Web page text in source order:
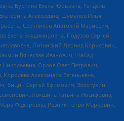
Буртина Елена Юрьевна, Гендель
Алексеевна, Шуманов Илья
Свечников Анатолий Мариевич,
Елена Владимировна, Подузов Сергей
Литинский Леонид Борисович,
Вячеслав Иванович, Шабад
Орлов Олег Петрович,
Александра Евгеньевна,
Вицин Сергей Ефимович, Золотухин
Локшина Татьяна Иосифовна,
Федоровна, Резник Генри Маркович,